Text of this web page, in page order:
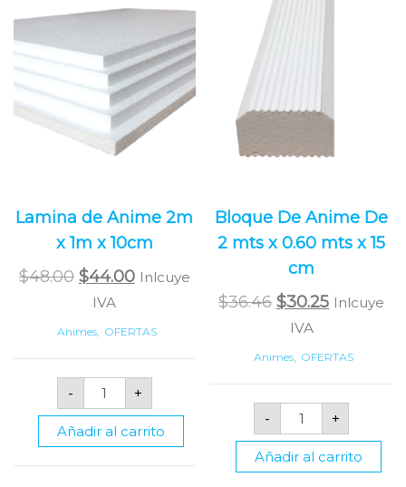
Lamina de Anime 2m
x 1m x 10cm
$48.00 Original
price
was:
$44.00Current
is:
Inlcuye
IVA
Animes, OFERTAS
-
Lamina
de
Anime
2m
x
1m
+
Añadir al carrito
Bloque De Anime De
2 mts x 0.60 mts x 15
cm
$36.46 Original
price
was:
$30.25Current
is:
Inlcuye
IVA
Animes, OFERTAS
-
Bloque
De
Anime
De
2
mts
+
Añadir al carrito